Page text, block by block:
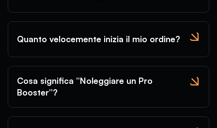
Quanto velocemente inizia il mio ordine?
Cosa significa “Noleggiare un Pro
Booster”?